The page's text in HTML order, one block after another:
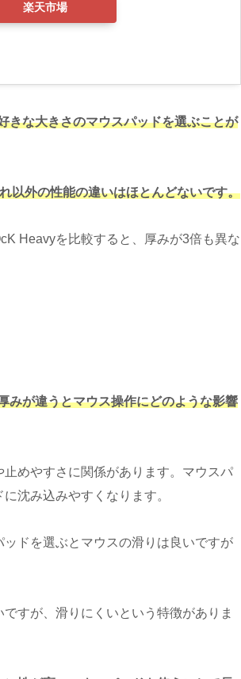
楽天市場
な大きさのマウスパッドを選ぶことが
以外の性能の違いはほとんどないです。
Heavyを比較すると、厚みが3倍も異な
が違うとマウス操作にどのような影響
めやすさに関係があります。マウスパ
沈み込みやすくなります。
ドを選ぶとマウスの滑りは良いですが
すが、滑りにくいという特徴がありま